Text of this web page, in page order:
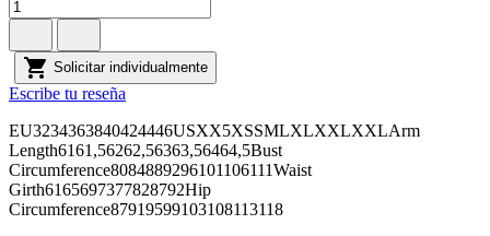
 Solicitar individualmente
Escribe tu reseña
EU3234363840424446USXX5XSSMLXLXXLXXLArm
Length6161,56262,56363,56464,5Bust
Circumference8084889296101106111Waist
Girth6165697377828792Hip
Circumference87919599103108113118